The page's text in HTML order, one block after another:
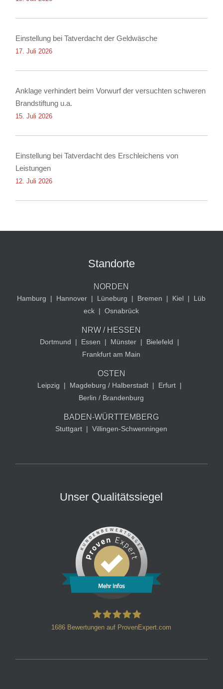
Einstellung bei Tatverdacht der Geldwäsche
17. Juli 2026
Anklage verhindert beim Vorwurf der versuchten schweren
Brandstiftung u.a.
15. Juli 2026
Einstellung bei Tatverdacht des Erschleichens von
Leistungen
12. Juli 2026
Standorte
NORDEN
Hamburg | Hannover | Lüneburg | Bremen | Kiel |
Lüb
eck | Osnabrück
NRW / HESSEN
Dortmund | Essen | Münster | Bielefeld
|
Frankfurt am Main
OSTEN
Leipzig | Magdeburg / Halberstadt | Erfurt |
Berlin / Brandenburg
BADEN-WÜRTTEMBERG
Stuttgart | Villingen-Schwenningen
Unser Qualitätssiegel
Mehr Infos
1686 Bewertungen auf ProvenExpert.com